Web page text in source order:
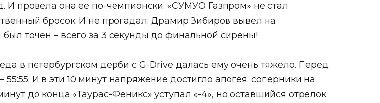
И провела она ее по-чемпионски. «СУМУО Газпром» не стал
бросок. И не прогадал. Драмир Зибиров вывел на
точен – всего за 3 секунды до финальной сирены!
в петербургском дерби с G-Drive далась ему очень тяжело. Перед
И в эти 10 минут напряжение достигло апогея: соперники на
до конца «Таурас-Феникс» уступал «-4», но оставшийся отрелок